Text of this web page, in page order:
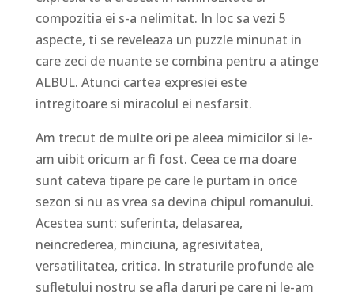
compozitia ei s-a nelimitat. In loc sa vezi 5
aspecte, ti se reveleaza un puzzle minunat in
care zeci de nuante se combina pentru a atinge
ALBUL. Atunci cartea expresiei este
intregitoare si miracolul ei nesfarsit.
Am trecut de multe ori pe aleea mimicilor si le-
am uibit oricum ar fi fost. Ceea ce ma doare
sunt cateva tipare pe care le purtam in orice
sezon si nu as vrea sa devina chipul romanului.
Acestea sunt: suferinta, delasarea,
neincrederea, minciuna, agresivitatea,
versatilitatea, critica. In straturile profunde ale
sufletului nostru se afla daruri pe care ni le-am